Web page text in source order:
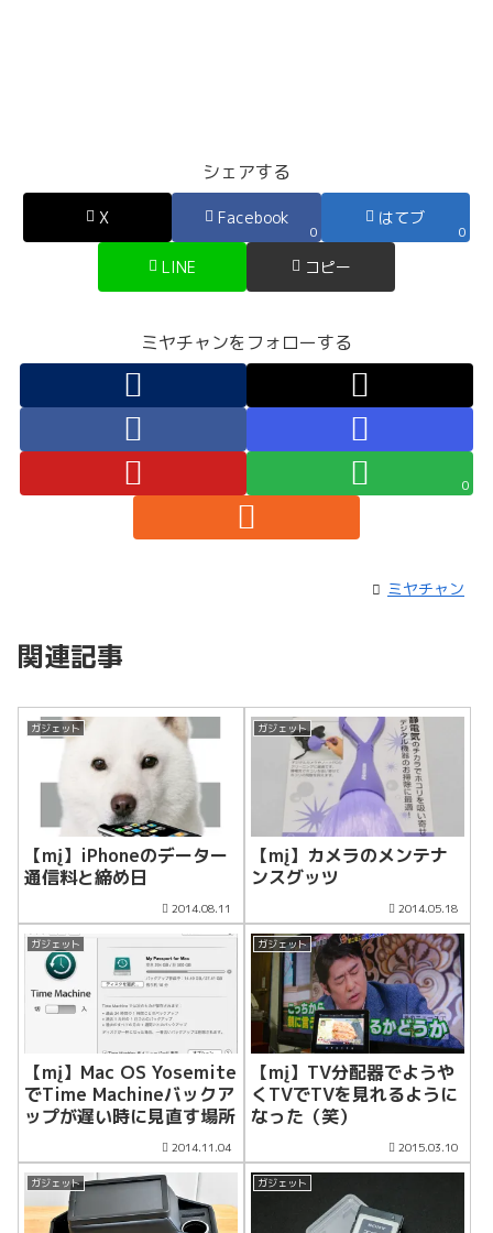
シェアする
X Facebook
0
はてブ
0
LINE コピー
ミヤチャンをフォローする
0
ミヤチャン
関連記事
ガジェット
【mį】iPhoneのデーター
通信料と締め日
2014.08.11
ガジェット
【mį】カメラのメンテナ
ンスグッツ
2014.05.18
ガジェット
【mį】Mac OS Yosemite
でTime Machineバックア
ップが遅い時に見直す場所
2014.11.04
ガジェット
【mį】TV分配器でようや
くTVでTVを見れるように
なった（笑）
2015.03.10
ガジェット ガジェット